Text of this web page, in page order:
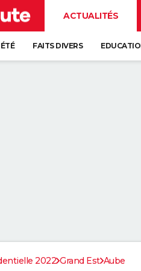
ACTUALITÉS
FAITS DIVERS
2022 Grand Est Aube